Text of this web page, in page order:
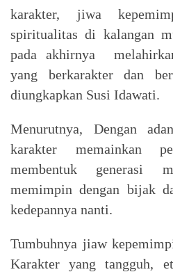
karakter, jiwa
spiritualitas di kalangan
pada akhirnya
yang berkarakter dan
diungkapkan Susi Idawati.
Menurutnya, Dengan
karakter memainkan
membentuk generasi
memimpin dengan bijak
kedepannya nanti.
Tumbuhnya jiaw
Karakter yang tangguh,